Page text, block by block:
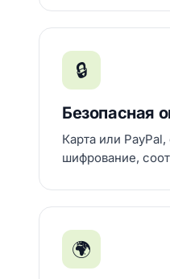
🔒
Безопасная
Карта или PayPal,
шифрование,
🌍